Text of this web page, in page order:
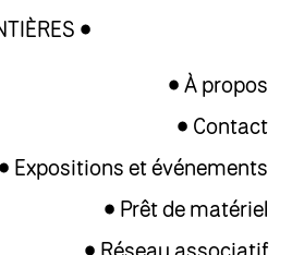
À propos
Contact
Expositions et événements
Prêt de matériel
Réseau associatif